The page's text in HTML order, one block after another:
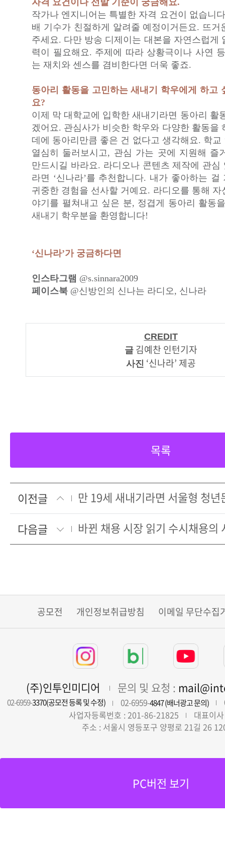
자격 요건이나 선발 기준이 궁금해요.
작가나 엔지니어는 특별한 자격 요건이 없습니
배 기수가 친절하게 알려줄 예정이거든요. 뜨거
주세요. 다만 방송 디제이는 대본을 자연스럽게
력이 필요해요. 주제에 따라 상황극이나 사연
는 재치와 센스를 겸비한다면 더욱 좋죠.
동아리 활동을 고민하는 새내기 학우에게 하고
요?
이제 막 대학교에 입학한 새내기라면 동아리 활
겠어요. 관심사가 비슷한 학우와 다양한 활동을
데에 동아리만큼 좋은 건 없다고 생각해요. 학교
열심히 둘러보시고, 관심 가는 곳에 지원해 즐
만드시길 바라요. 라디오나 콘텐츠 제작에 관심
라면 ‘신나라’를 추천합니다. 내가 좋아하는 걸
귀중한 경험을 선사할 거예요. 라디오를 통해 자
야기를 펼쳐내고 싶은 분, 정겹게 동아리 활동
새내기 학우분을 환영합니다!
‘신나라’가 궁금하다면
인스타그램 @s.sinnara2009
페이스북 @신방인의 신나는 라디오, 신나라
CREDIT
글 김예찬 인턴기자
사진 ‘신나라’ 제공
목록
이전글
다음글
바뀐 채용 시장 읽기 수시채용의
공모전 개인정보취급방침 이메일 무단수집
(주)인투인미디어 문의 및 요청 :
02-6959-3370(공모전 등록 및 수정) 02-6959-4847 (배너광고 문의)
사업자등록번호 : 201-86-21825
대표이
주소 : 서울시 영등포구 양평로 21길 26
PC버전 보기